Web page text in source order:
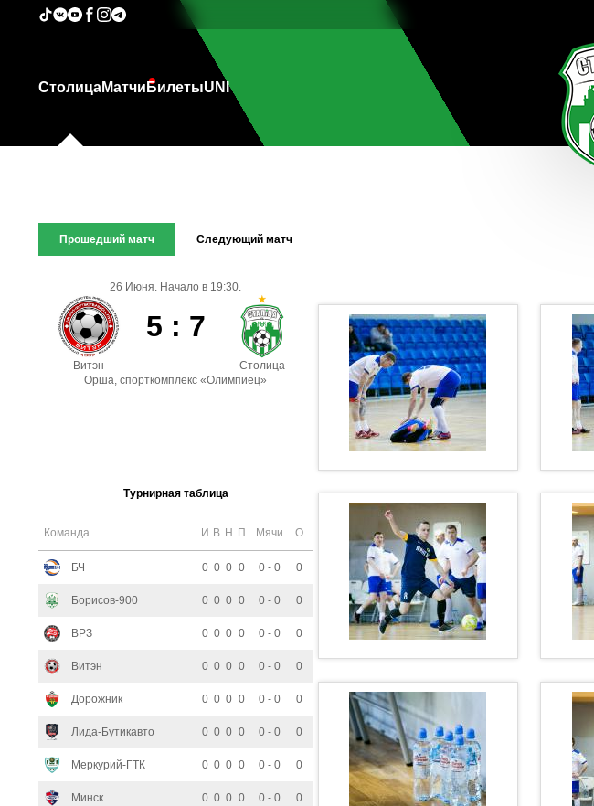
СтолицаМатчи БилетыUNI
Прошедший матч Следующий матч
26 Июня. Начало в 19:30.
5 : 7
Витэн
Столица
Орша, спорткомплекс «Олимпиец»
Турнирная таблица
Команда И В Н П Мячи О
БЧ 0 0 0 0 0 - 0 0
Борисов-900 0 0 0 0 0 - 0 0
ВРЗ 0 0 0 0 0 - 0 0
Витэн 0 0 0 0 0 - 0 0
Дорожник 0 0 0 0 0 - 0 0
Лида-Бутикавто 0 0 0 0 0 - 0 0
Меркурий-ГТК 0 0 0 0 0 - 0 0
Минск 0 0 0 0 0 - 0 0